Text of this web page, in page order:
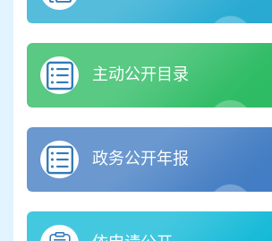
主动公开目录
政务公开年报